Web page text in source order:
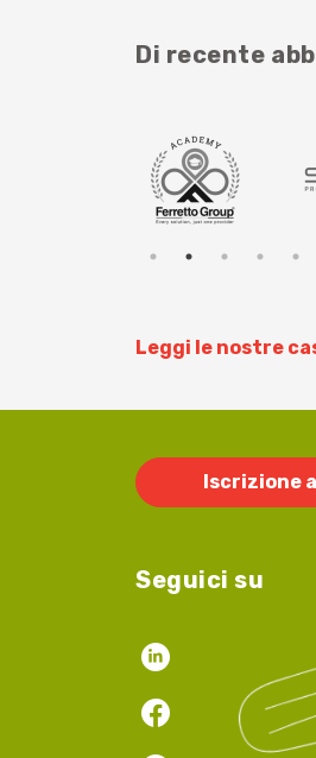
Di recente
Leggi le nostre
Iscrizione
Seguici su